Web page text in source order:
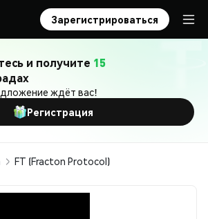
Зарегистрироваться
и получите 15
ждёт вас!
Регистрация
FT (Fracton Protocol)